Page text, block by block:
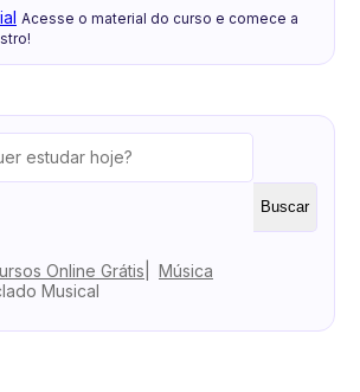
Acesse o material do curso e comece a
Buscar
Online Grátis
Música
Musical